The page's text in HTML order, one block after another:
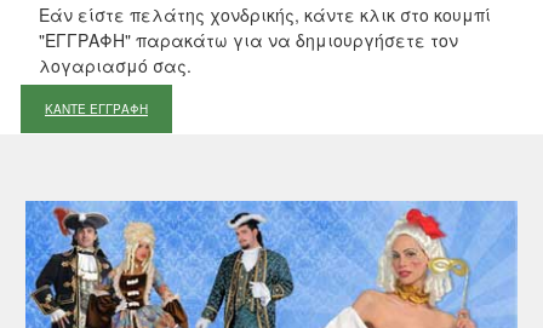
Εάν είστε πελάτης χονδρικής, κάντε κλικ στο κουμπί
"ΕΓΓΡΑΦΗ" παρακάτω για να δημιουργήσετε τον
λογαριασμό σας.
ΚΑΝΤΕ ΕΓΓΡΑΦΗ